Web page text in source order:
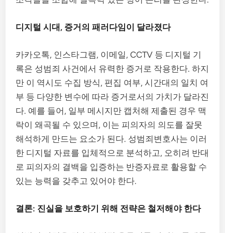
디지털 시대, 증거의 패러다임이 달라졌다
카카오톡, 인스타그램, 이메일, CCTV 등 디지털 기
록은 성범죄 사건에서 유력한 증거로 작용한다. 하지
만 이 역시도 수집 방식, 편집 여부, 시간대의 일치 여
부 등 다양한 변수에 따라 증거로서의 가치가 달라진
다. 예를 들어, 일부 메시지만 캡처해 제출된 경우 맥
락이 왜곡될 수 있으며, 이는 피의자의 의도를 잘못
해석하게 만드는 요소가 된다. 성범죄변호사는 이러
한 디지털 자료를 입체적으로 분석하고, 오히려 반대
로 피의자의 결백을 입증하는 반증자료로 활용할 수
있는 능력을 갖추고 있어야 한다.
결론: 진실을 보호하기 위해 전략은 철저해야 한다